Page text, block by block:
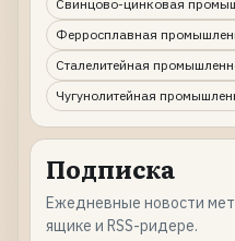
Свинцово-цинковая
Ферросплавная
Сталелитейная
Чугунолитейная
Подписка
Ежедневные новости
ящике и RSS-ридере.